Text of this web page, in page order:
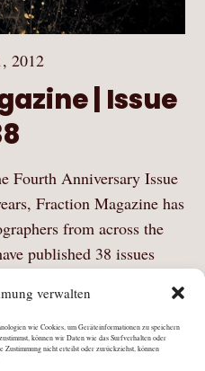
verwalten
wie Cookies, um Geräteinformationen zu speichern
können wir Daten wie das Surfverhalten oder
Zustimmung nicht erteilst oder zurückziehst, können
2012
| Issue
Fourth Anniversary Issue
Fraction Magazine has
from across the
published 38 issues